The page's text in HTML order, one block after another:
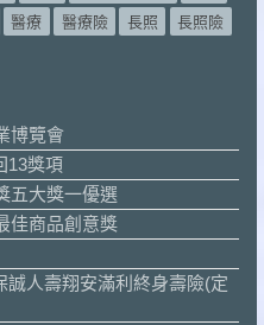
醫療 醫療險 長照
長照險
博覽會
13獎項
五大獎一優選
佳商品創意獎
人壽翔安滿利終身壽險(定